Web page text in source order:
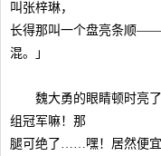
叫张梓琳，
长得那叫一个盘亮条顺——
混。」
魏大勇的眼睛顿时亮了
组冠军嘛！那
腿可绝了……嘿！居然便宜